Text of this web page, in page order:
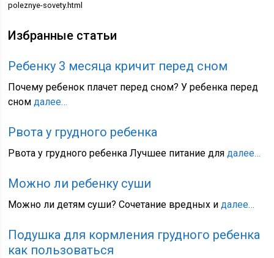
poleznye-sovety.html
Избранные статьи
Ребенку 3 месяца кричит перед сном
Почему ребенок плачет перед сном? У ребенка перед
сномдалее…
Рвота у грудного ребенка
Рвота у грудного ребенка Лучшее питание длядалее…
Можно ли ребенку суши
Можно ли детям суши? Сочетание вредных идалее…
Подушка для кормления грудного ребенка
как пользоваться